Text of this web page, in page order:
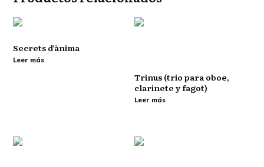
Secrets d’ànima
Leer más
Trinus (trio para oboe,
clarinete y fagot)
Leer más